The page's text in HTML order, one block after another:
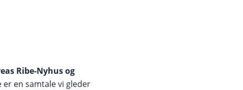
Ribe-Nyhus og
en samtale vi gleder